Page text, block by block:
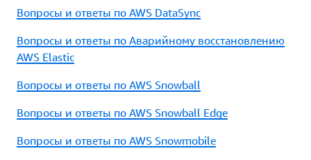
Вопросы и ответы по AWS DataSync
Вопросы и ответы по Аварийному восстановлению
AWS Elastic
Вопросы и ответы по AWS Snowball
Вопросы и ответы по AWS Snowball Edge
Вопросы и ответы по AWS Snowmobile